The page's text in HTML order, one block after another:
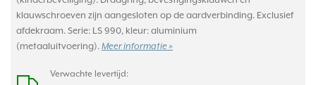
klauwschroeven zijn aangesloten op de aardverbinding. Exclusief
afdekraam. Serie: LS 990, kleur: aluminium
(metaaluitvoering). Meer informatie »
Verwachte levertijd: